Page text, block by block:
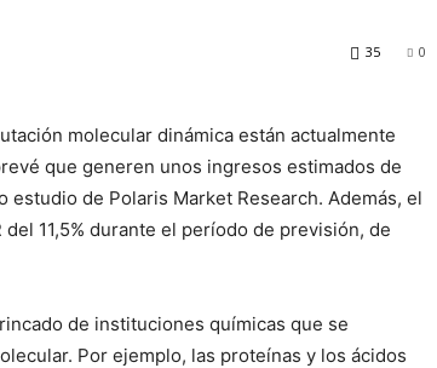
0
35
molecular dinámica están actualmente
que generen unos ingresos estimados de
de Polaris Market Research. Además, el
11,5% durante el período de previsión, de
de instituciones químicas que se
Por ejemplo, las proteínas y los ácidos